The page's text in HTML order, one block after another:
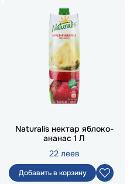
Naturalis нектар яблоко-
ананас 1 Л
22 леев
Добавить в корзину